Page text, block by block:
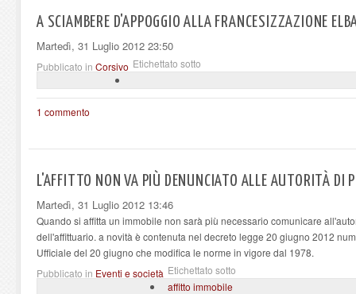
A SCIAMBERE D'APPOGGIO ALLA FRANCESIZZAZIONE
Martedì, 31 Luglio 2012 23:50
Pubblicato in Corsivo Etichettato sotto
1 commento
L'AFFITTO NON VA PIÙ DENUNCIATO ALLE AUTORITÀ DI
Martedì, 31 Luglio 2012 13:46
Quando si affitta un immobile non sarà più necessario comunicare
dell'affittuario. a novità è contenuta nel decreto legge 20 giugno 2012
Ufficiale del 20 giugno che modifica le norme in vigore dal 1978.
Pubblicato in Eventi e società Etichettato sotto
affitto immobile